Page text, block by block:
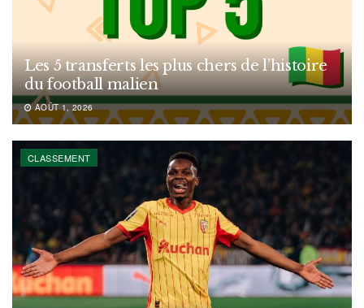
Les 5 transferts les plus chers de l’histoire
du football malien
AOÛT 1, 2026
CLASSEMENT